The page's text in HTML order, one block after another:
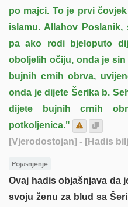
po majci. To je prvi
islamu. Allahov Poslanik,
pa ako rodi bjeloputo
oboljelih očiju, onda je sin
bujnih crnih obrva,
onda je dijete Šerika b.
dijete bujnih crnih
potkoljenica."
[Vjerodostojan] - [Hadis
Pojašnjenje
Ovaj hadis objašnjava da
svoju ženu za blud sa